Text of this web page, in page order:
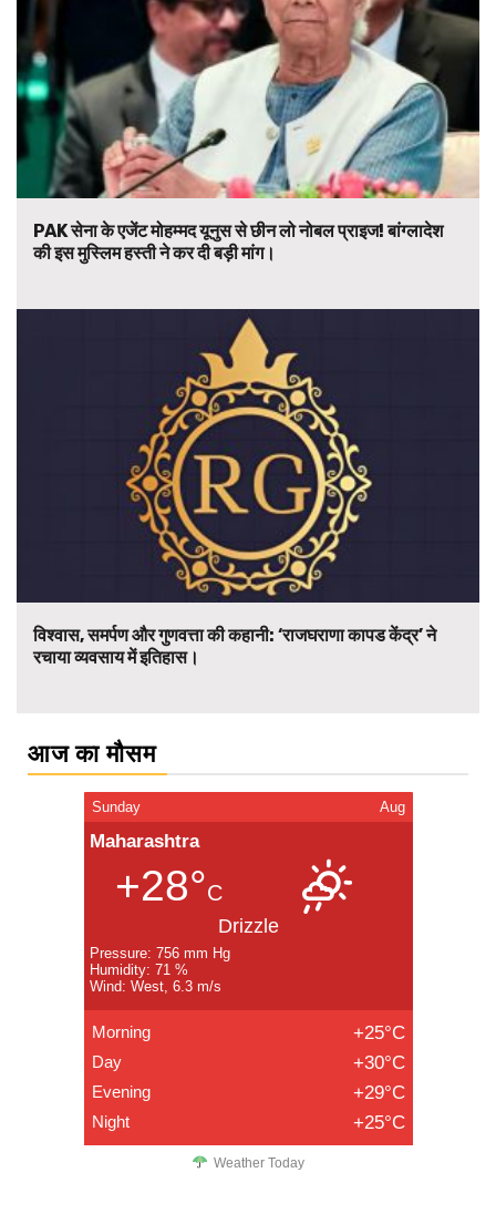
PAK सेना के एजेंट मोहम्मद यूनुस से छीन लो नोबल प्राइज! बांग्लादेश
की इस मुस्लिम हस्ती ने कर दी बड़ी मांग।
विश्वास, समर्पण और गुणवत्ता की कहानी: ‘राजघराणा कापड केंद्र’ ने
रचाया व्यवसाय में इतिहास।
आज का मौसम
Sunday Aug
Maharashtra
+28°C
Drizzle
Pressure: 756 mm Hg
Humidity: 71 %
Wind: West, 6.3 m/s
Morning +25°C
Day +30°C
Evening +29°C
Night +25°C
Weather Today